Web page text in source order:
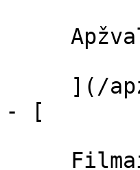
- [